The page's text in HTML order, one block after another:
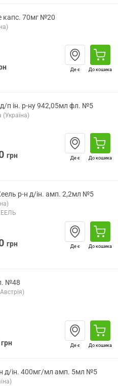
капс. 70мг №20
Де є До кошика
п ін. р-ну 942,05мл фл. №5
(Україна)
грн Де є До кошика
р-н д/ін. амп. 2,2мл №5
грн Де є До кошика
№48
грн Де є До кошика
д/ін. 400мг/мл амп. 5мл №5